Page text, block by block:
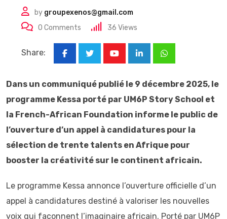
by groupexenos@gmail.com
0 Comments 36 Views
Share:
LinkedInWhatsapp
Dans un communiqué publié le 9 décembre 2025, le
programme Kessa porté par UM6P Story School et
la French-African Foundation informe le public de
l’ouverture d’un appel à candidatures pour la
sélection de trente talents en Afrique pour
booster la créativité sur le continent africain.
Le programme Kessa annonce l’ouverture officielle d’un
appel à candidatures destiné à valoriser les nouvelles
voix qui façonnent l’imaginaire africain. Porté par UM6P